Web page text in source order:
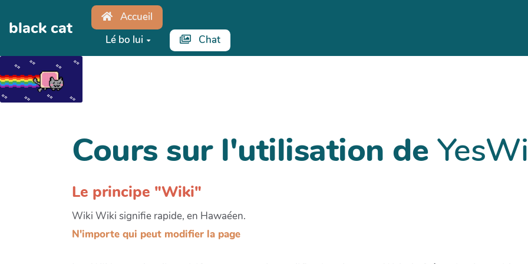
Aller au contenu principal
black cat
Accueil
Lé bo lui
Chat
Cours sur l'utilisation de
Le principe "Wiki"
Wiki Wiki signifie rapide, en Hawaéen.
N'importe qui peut modifier la page